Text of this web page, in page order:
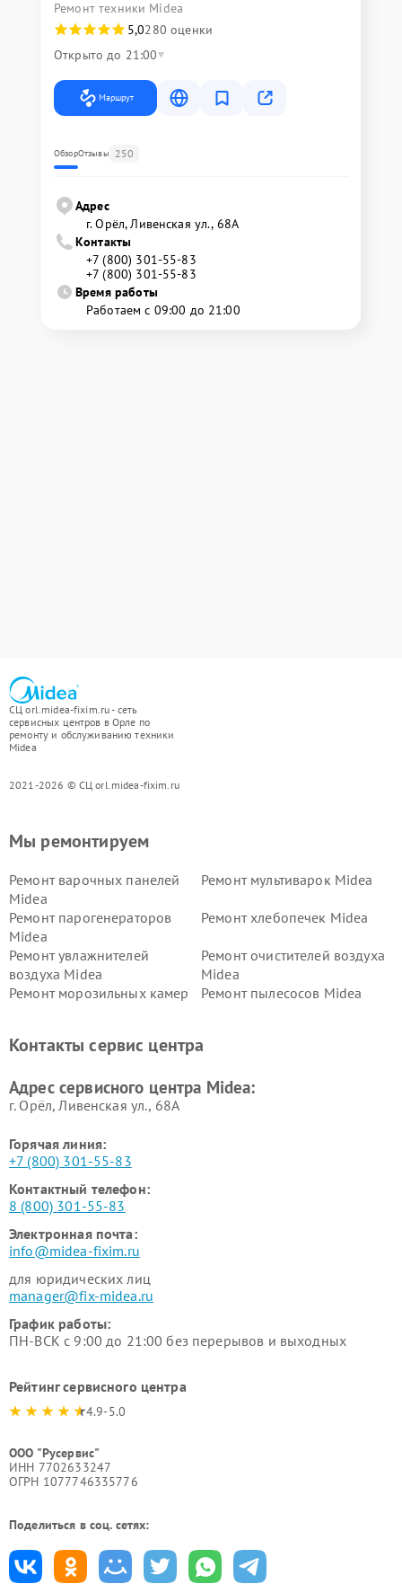
Ремонт техники Midea
5,0280 оценки
Открыто до 21:00
Маршрут
ОбзорОтзывы 250
Адрес
г. Орёл, Ливенская ул., 68А
Контакты
+7 (800) 301-55-83
+7 (800) 301-55-83
Время работы
Работаем с 09:00 до 21:00
СЦ orl.midea-fixim.ru - сеть
сервисных центров в Орле по
ремонту и обслуживанию техники
Midea
2021-2026 © СЦ orl.midea-fixim.ru
Мы ремонтируем
Ремонт варочных панелей
Midea
Ремонт мультиварок Midea
Ремонт парогенераторов
Midea
Ремонт хлебопечек Midea
Ремонт увлажнителей
воздуха Midea
Ремонт очистителей воздуха
Midea
Ремонт морозильных камер
Ремонт пылесосов Midea
пылесосов Midea
Midea
Контакты сервис центра
Адрес сервисного центра Midea:
г. Орёл, Ливенская ул., 68А
Горячая линия:
+7 (800) 301-55-83
Контактный телефон:
8 (800) 301-55-83
Электронная почта:
info@midea-fixim.ru
для юридических лиц
manager@fix-midea.ru
График работы:
ПН-ВСК с 9:00 до 21:00 без перерывов и выходных
Рейтинг сервисного центра
4.9-5.0
ООО "Русервис"
ИНН 7702633247
ОГРН 1077746335776
Поделиться в соц. сетях: